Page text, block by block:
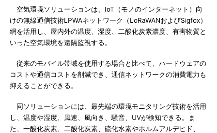
空気環境ソリューションは、IoT（モノのインターネット）向
けの無線通信技術LPWAネットワーク（LoRaWANおよびSigfox）
網を活用し、屋内外の温度、湿度、二酸化炭素濃度、有害物質と
いった空気環境を遠隔監視する。
従来のモバイル帯域を使用する場合と比べて、ハードウェアの
コストや通信コストを削減でき、通信ネットワークの消費電力も
抑えることができる。
同ソリューションには、最先端の環境モニタリング技術を活用
し、温度や湿度、風速、風向き、騒音、UVが検知できる。ま
た、一酸化炭素、二酸化炭素、硫化水素やホルムアルデヒド、